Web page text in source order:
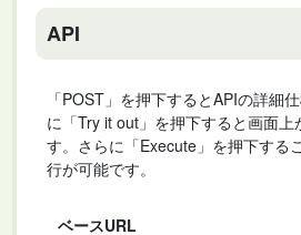
API
「POST」を押下するとAPIの詳細
に「Try it out」を押下すると画面上
す。さらに「Execute」を押下する
行が可能です。
ベースURL